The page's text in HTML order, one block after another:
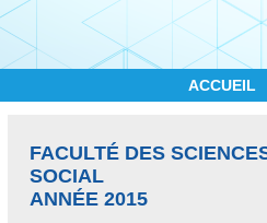
ACCUEIL
FACULTÉ DES
SOCIAL
ANNÉE 2015